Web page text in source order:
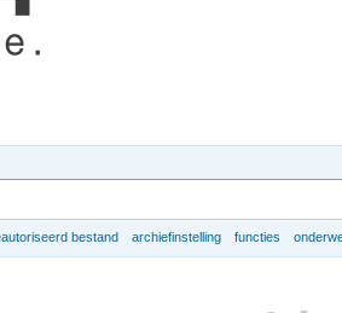
bestand archiefinstelling functies